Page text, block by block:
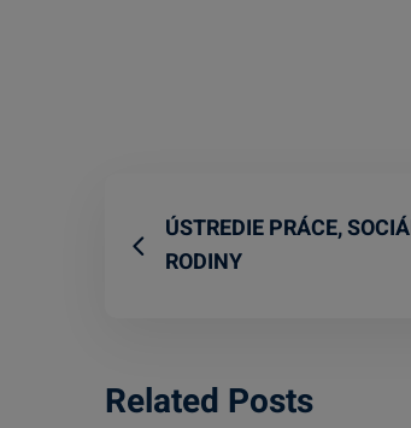
ÚSTREDIE PRÁCE,
RODINY
Related Posts